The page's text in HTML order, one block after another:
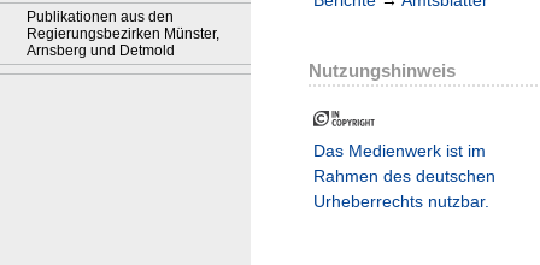
Publikationen aus den
Regierungsbezirken Münster,
Arnsberg und Detmold
Nutzungshinweis
Das Medienwerk ist im
Rahmen des deutschen
Urheberrechts nutzbar.